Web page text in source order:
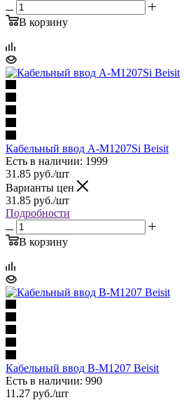
В корзину
Кабельный ввод A-M1207Si Beisit
Есть в наличии: 1999
31.85 руб./шт
Варианты цен
31.85 руб./шт
Подробности
В корзину
Кабельный ввод B-M1207 Beisit
Есть в наличии: 990
11.27 руб./шт